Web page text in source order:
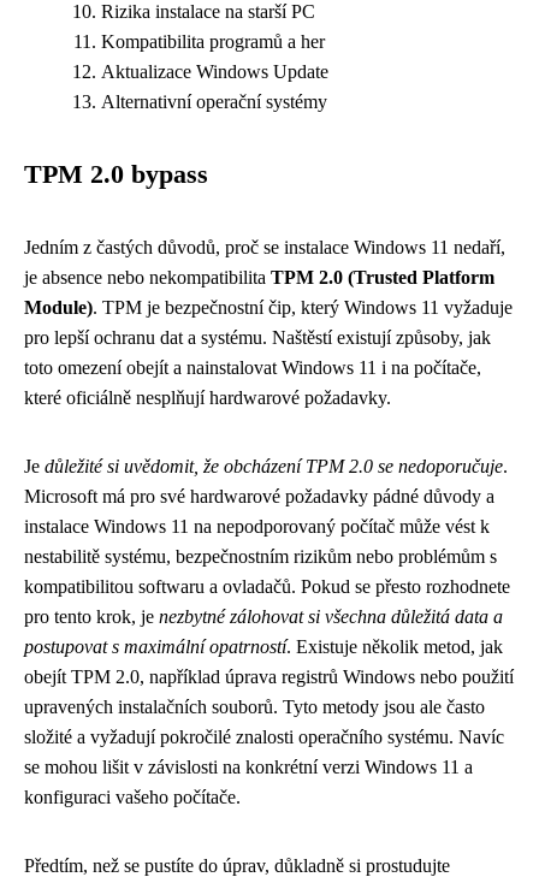
Rizika instalace na starší PC
Kompatibilita programů a her
Aktualizace Windows Update
Alternativní operační systémy
TPM 2.0 bypass
Jedním z častých důvodů, proč se instalace Windows 11 nedaří,
je absence nebo nekompatibilita TPM 2.0 (Trusted Platform
Module). TPM je bezpečnostní čip, který Windows 11 vyžaduje
pro lepší ochranu dat a systému. Naštěstí existují způsoby, jak
toto omezení obejít a nainstalovat Windows 11 i na počítače,
které oficiálně nesplňují hardwarové požadavky.
Je důležité si uvědomit, že obcházení TPM 2.0 se nedoporučuje.
Microsoft má pro své hardwarové požadavky pádné důvody a
instalace Windows 11 na nepodporovaný počítač může vést k
nestabilitě systému, bezpečnostním rizikům nebo problémům s
kompatibilitou softwaru a ovladačů. Pokud se přesto rozhodnete
pro tento krok, je nezbytné zálohovat si všechna důležitá data a
postupovat s maximální opatrností. Existuje několik metod, jak
obejít TPM 2.0, například úprava registrů Windows nebo použití
upravených instalačních souborů. Tyto metody jsou ale často
složité a vyžadují pokročilé znalosti operačního systému. Navíc
se mohou lišit v závislosti na konkrétní verzi Windows 11 a
konfiguraci vašeho počítače.
Předtím, než se pustíte do úprav, důkladně si prostudujte